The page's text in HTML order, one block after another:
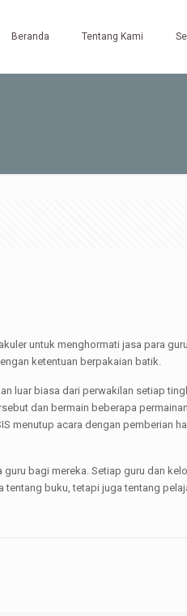
Beranda Tentang Kami
untuk menghormati jasa para
ketentuan berpakaian batik.
luar biasa dari perwakilan setiap
dan bermain beberapa
menutup acara dengan pemberian
bagi mereka. Setiap guru dan
buku, tetapi juga tentang